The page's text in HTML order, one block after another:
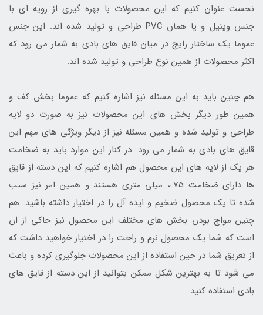
نخست عنوان کنیم که این محصولات با بهره گیری از رویه ای با
جنس وینیل و یا همان PVC طراحی و تولید شده اند. این جنس
عموما یک ساختار رایج در میان قایق های بادی به شمار می رود که
اکثر محصولات از همین نوع طراحی و تولید شده اند.
هم چنین باید به این مسئله نیز اشاره کنیم که عموما بخش کف و
همین طور دیگر بخش های این محصولات نیز به صورت دو لایه
طراحی و تولید شده و همین مسئله نیز از دیگر ویژگی های مهم این
قایق های بادی به شمار می رود. در کنار این موارد باید به ضخامت
هر یک از لایه های این محصول هم اشاره کنیم که این دسته از قایق
ها دارای ضخامت 0.75 میلی متری هستند و همین امر نیز سبب
شده تا یک محصول ضخیم و ایده آل را در اختیار داشته باشید. هم
چنین مواج بودن بخش های مختلف این محصول نیز حاکی از ان
است که شما یک محصول نرم و راحت را در اختیار خواهید داشت که
از تعریق شما در حین استفاده از این محصولات جلوگیری کرده و باعث
می شود تا به بهترین شکل ممکن بتوانید از این دسته از قایق های
بادی استفاده کنید.